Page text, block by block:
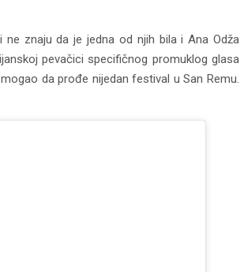
znaju da je jedna od njih bila i Ana Odža
pevačici specifičnog promuklog glasa
da prođe nijedan festival u San Remu.